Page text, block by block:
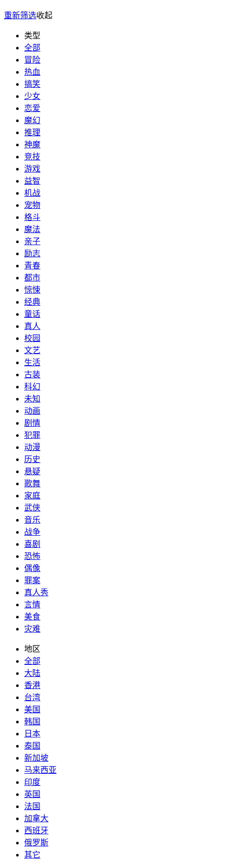
重新筛选收起
类型
全部
冒险
热血
搞笑
少女
恋爱
魔幻
推理
神魔
竞技
游戏
益智
机战
宠物
格斗
魔法
亲子
励志
青春
都市
惊悚
经典
童话
真人
校园
文艺
生活
古装
科幻
未知
动画
剧情
犯罪
动漫
历史
悬疑
歌舞
家庭
武侠
音乐
战争
喜剧
恐怖
偶像
罪案
真人秀
言情
美食
灾难
地区
全部
大陆
香港
台湾
美国
韩国
日本
泰国
新加坡
马来西亚
印度
英国
法国
加拿大
西班牙
俄罗斯
其它